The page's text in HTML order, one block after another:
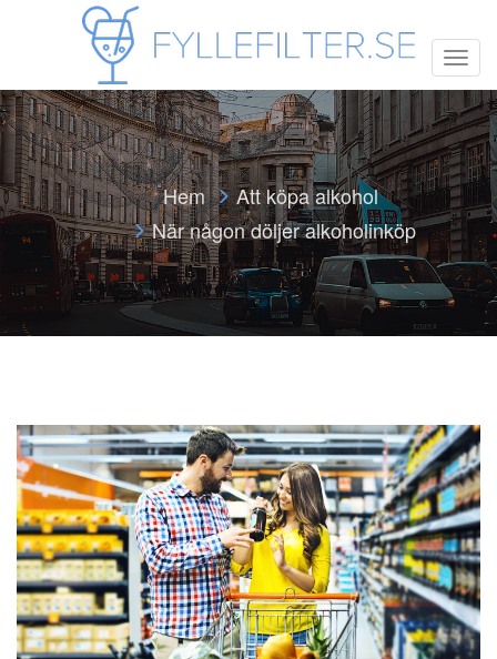
T
o
g
l
e
n
a
v
i
g
a
o
Hem
Att köpa alkohol
När någon döljer alkoholinköp